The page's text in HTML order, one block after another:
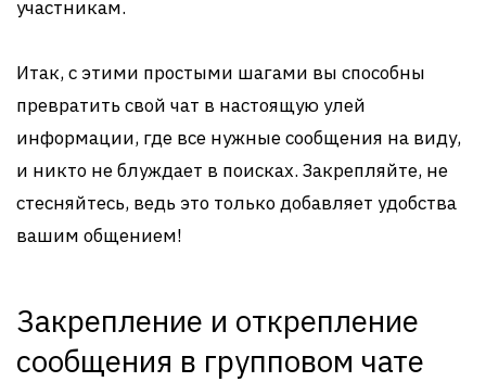
участникам.
Итак, с этими простыми шагами вы способны
превратить свой чат в настоящую улей
информации, где все нужные сообщения на виду,
и никто не блуждает в поисках. Закрепляйте, не
стесняйтесь, ведь это только добавляет удобства
вашим общением!
Закрепление и открепление
сообщения в групповом чате